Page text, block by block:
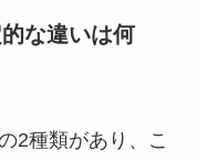
な違いは何
2種類があり、こ